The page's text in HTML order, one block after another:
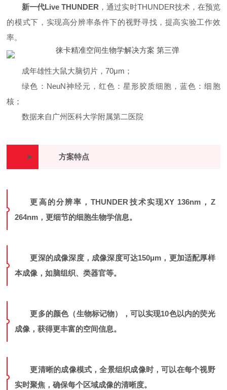
新一代Live THUNDER ，通过实时THUNDER技术，在预览
的模式下，实现高分辨率条件下的视野寻找，提高实验工作效
率。
成年雄性大鼠大脑切片，70μm；
绿色：NeuN神经元，红色：星形胶质细胞，蓝色：细胞
核；
数据来自广州医科大学附属第二医院
► 方案特点
更高的分辨率，THUNDER技术实现XY 136nm，Z
264nm，更细节的细胞生物学信息。
更深的成像深度，成像深度可达150μm，更加适配厚样
本成像，如脑组织、类器官等。
更多的颜色（生物标记物），可以实现10色以内的荧光
成像，获得更丰富的空间信息。
更清晰的成像模式，全景组织成像时，可以在每个视野
实时聚焦，确保每个区域成像的清晰度。